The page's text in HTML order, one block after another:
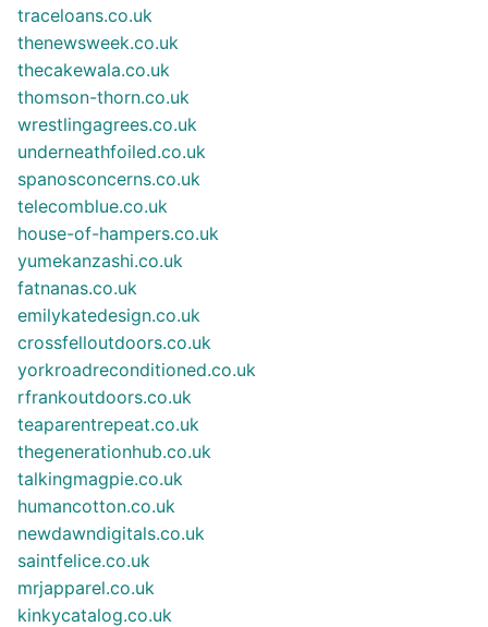
traceloans.co.uk
thenewsweek.co.uk
thecakewala.co.uk
thomson-thorn.co.uk
wrestlingagrees.co.uk
underneathfoiled.co.uk
spanosconcerns.co.uk
telecomblue.co.uk
house-of-hampers.co.uk
yumekanzashi.co.uk
fatnanas.co.uk
emilykatedesign.co.uk
crossfelloutdoors.co.uk
yorkroadreconditioned.co.uk
rfrankoutdoors.co.uk
teaparentrepeat.co.uk
thegenerationhub.co.uk
talkingmagpie.co.uk
humancotton.co.uk
newdawndigitals.co.uk
saintfelice.co.uk
mrjapparel.co.uk
kinkycatalog.co.uk